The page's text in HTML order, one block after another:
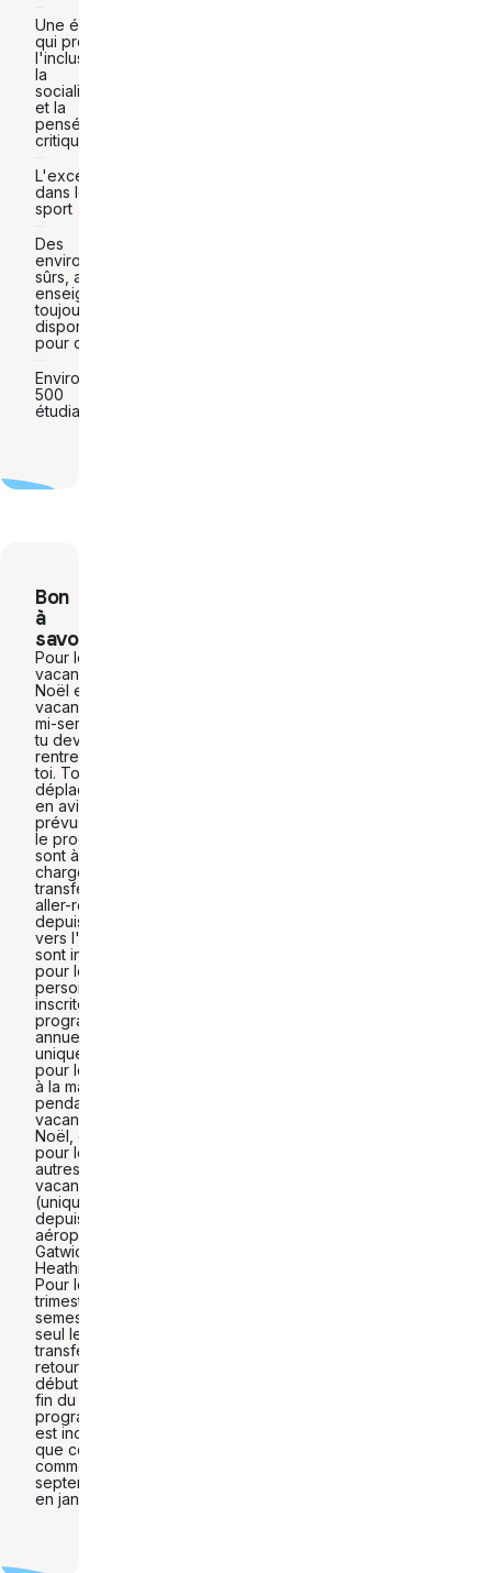
Une école
qui promeut
l'inclusion,
la
socialisation
et la
pensée
critique
L'excellence
dans le
sport
Des
environnements
sûrs, avec des
enseignants
toujours
disponibles
pour discuter
Environ
500
étudiants
Bon
à
savoir
Pour les
vacances de
Noël et les
vacances de
mi-semestre,
tu devras
rentrer chez
toi. Tous les
déplacements
en avion
prévus dans
le programme
sont à ta
charge. Les
transferts
aller-retour
depuis et
vers l'école
sont inclus
pour les
personnes
inscrites à un
programme
annuel,
uniquement
pour le retour
à la maison
pendant les
vacances de
Noël, et non
pour les
autres
vacances
(uniquement
depuis les
aéroports de
Gatwick et
Heathrow).
Pour le
trimestre et le
semestre,
seul le
transfert aller-
retour au
début et à la
fin du
programme
est inclus,
que celui-ci
commence en
septembre ou
en janvier.